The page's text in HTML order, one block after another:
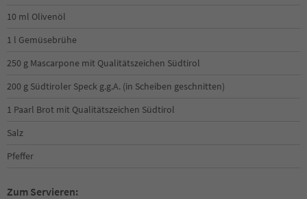
10 ml Olivenöl
1 l Gemüsebrühe
250 g Mascarpone mit Qualitätszeichen Südtirol
200 g Südtiroler Speck g.g.A. (in Scheiben geschnitten)
1 Paarl Brot mit Qualitätszeichen Südtirol
Salz
Pfeffer
Zum Servieren: